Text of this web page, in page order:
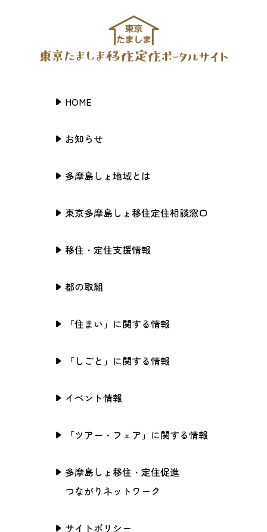
HOME
お知らせ
多摩島しょ地域とは
東京多摩島しょ移住定住相談窓口
移住・定住支援情報
都の取組
「住まい」に関する情報
「しごと」に関する情報
イベント情報
「ツアー・フェア」に関する情報
多摩島しょ移住・定住促進
つながりネットワーク
サイトポリシー